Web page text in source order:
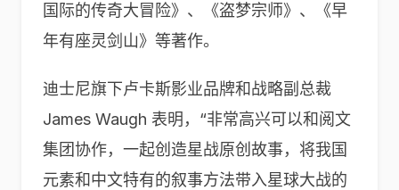
国际的传奇大冒险》、《盗梦宗师》、《早
年有座灵剑山》等著作。
迪士尼旗下卢卡斯影业品牌和战略副总裁
James Waugh 表明，“非常高兴可以和阅文
集团协作，一起创造星战原创故事，将我国
元素和中文特有的叙事方法带入星球大战的